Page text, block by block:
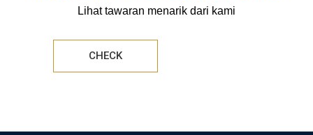
Lihat tawaran menarik dari kami
CHECK